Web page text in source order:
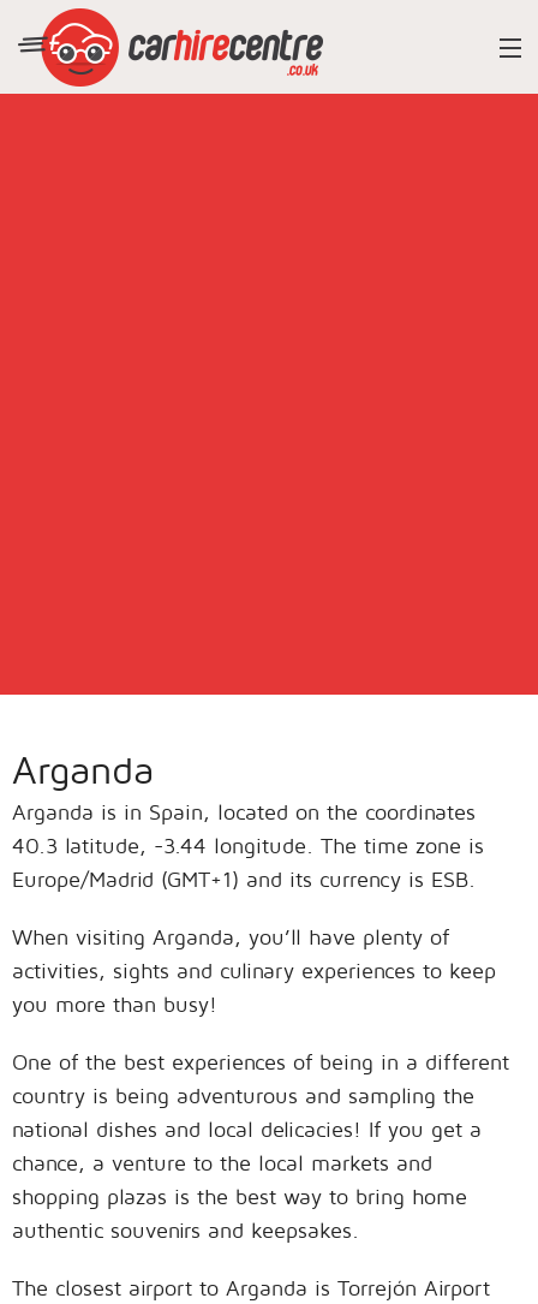
Arganda
Arganda is in Spain, located on the coordinates
40.3 latitude, -3.44 longitude. The time zone is
Europe/Madrid (GMT+1) and its currency is ESB.
When visiting Arganda, you’ll have plenty of
activities, sights and culinary experiences to keep
you more than busy!
One of the best experiences of being in a different
country is being adventurous and sampling the
national dishes and local delicacies! If you get a
chance, a venture to the local markets and
shopping plazas is the best way to bring home
authentic souvenirs and keepsakes.
The closest airport to Arganda is Torrejón Airport